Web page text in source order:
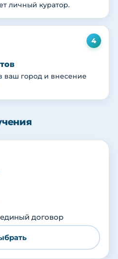
личный куратор.
4
ваш город и внесение
договор